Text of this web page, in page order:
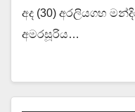
අද (30) අරලියගහ
අමරසූරිය…